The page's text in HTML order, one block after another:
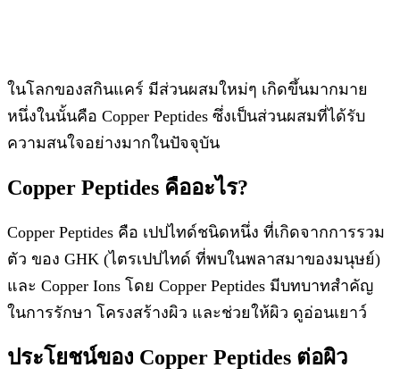
ในโลกของสกินแคร์ มีส่วนผสมใหม่ๆ เกิดขึ้นมากมาย
หนึ่งในนั้นคือ Copper Peptides ซึ่งเป็นส่วนผสมที่ได้รับ
ความสนใจอย่างมากในปัจจุบัน
Copper Peptides คืออะไร?
Copper Peptides คือ เปปไทด์ชนิดหนึ่ง ที่เกิดจากการรวม
ตัว ของ GHK (ไตรเปปไทด์ ที่พบในพลาสมาของมนุษย์)
และ Copper Ions โดย Copper Peptides มีบทบาทสำคัญ
ในการรักษา โครงสร้างผิว และช่วยให้ผิว ดูอ่อนเยาว์
ประโยชน์ของ Copper Peptides ต่อผิว